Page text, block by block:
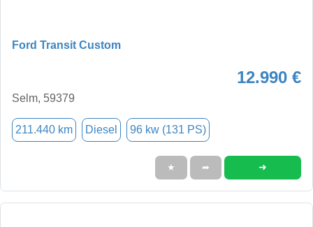
Ford Transit Custom
12.990 €
Selm, 59379
211.440 km Diesel 96 kw (131 PS)
★ ➦ ➜